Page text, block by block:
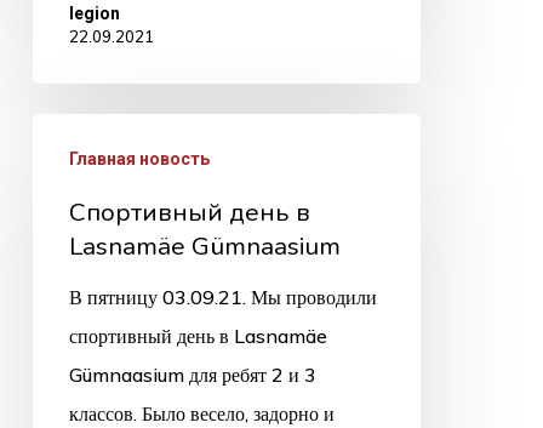
legion
22.09.2021
Главная новость
Спортивный день в
Lasnamäe Gümnaasium
В пятницу 03.09.21. Мы проводили
спортивный день в Lasnamäe
Gümnaasium для ребят 2 и 3
классов. Было весело, задорно и